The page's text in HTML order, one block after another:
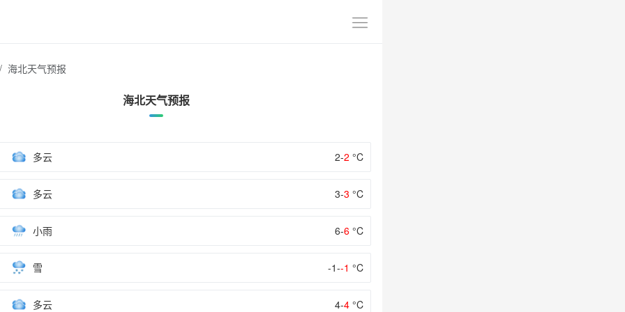
海北天气预报
海北天气预报
多云 2-2 °C
多云 3-3 °C
小雨 6-6 °C
雪 -1--1 °C
多云 4-4 °C